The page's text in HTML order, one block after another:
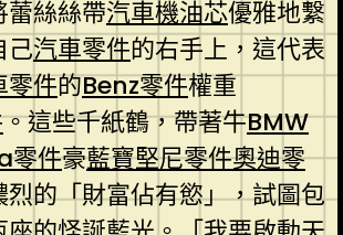
蕾絲絲帶汽車機油芯優雅地繫
己汽車零件的右手上，這代表
零件的Benz零件權重
。這些千紙鶴，帶著牛BMW
零件豪藍寶堅尼零件奧迪零
的「財富佔有慾」，試圖包